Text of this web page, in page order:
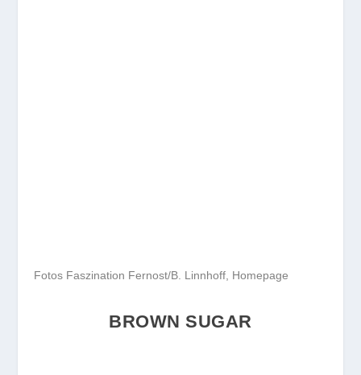
Fotos Faszination Fernost/B. Linnhoff, Homepage
BROWN SUGAR